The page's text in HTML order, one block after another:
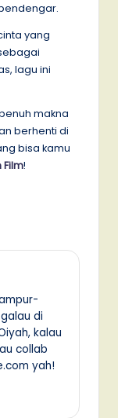
yang
lagu ini
makna
berhenti di
bisa kamu
Film!
di
kalau
collab
yah!